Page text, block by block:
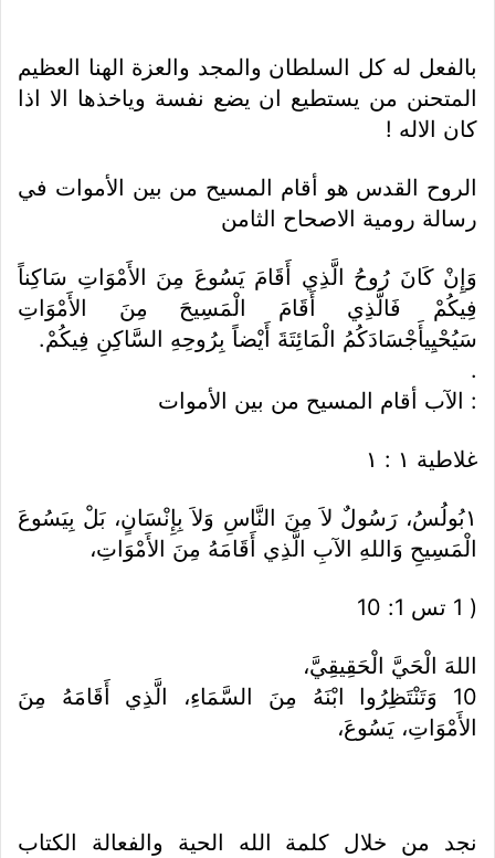
بالفعل له كل السلطان والمجد والعزة الهنا العظيم
المتحنن من يستطيع ان يضع نفسة وياخذها الا اذا
كان الاله !
الروح القدس هو أقام المسيح من بين الأموات في
رسالة رومية الاصحاح الثامن
وَإِنْ كَانَ رُوحُ الَّذِي أَقَامَ يَسُوعَ مِنَ الأَمْوَاتِ سَاكِناً
فِيكُمْ فَالَّذِي أَقَامَ الْمَسِيحَ مِنَ الأَمْوَاتِ
سَيُحْيِيأَجْسَادَكُمُ الْمَائِتَةَ أَيْضاً بِرُوحِهِ السَّاكِنِ فِيكُمْ.
.
: الآب أقام المسيح من بين الأموات
غلاطية ١ : ١
١‏بُولُسُ، رَسُولٌ لاَ مِنَ النَّاسِ وَلاَ بِإِنْسَانٍ، بَلْ بِيَسُوعَ
الْمَسِيحِ وَاللهِ الآبِ الَّذِي أَقَامَهُ مِنَ الأَمْوَاتِ،
( 1 تس 1: 10
اللهَ الْحَيَّ الْحَقِيقِيَّ،
10 وَتَنْتَظِرُوا ابْنَهُ مِنَ السَّمَاءِ، الَّذِي أَقَامَهُ مِنَ
الأَمْوَاتِ، يَسُوعَ،
نجد من خلال كلمة الله الحية والفعالة الكتاب